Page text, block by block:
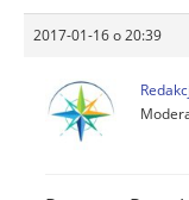
2017-01-16 o 20:39